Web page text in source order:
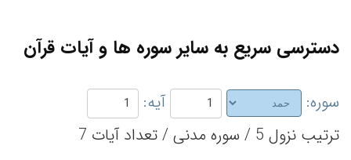
دسترسی سریع به سایر سوره ها و آیات قرآن
سوره:
آیه:
ترتیب نزول 5 / سوره مدنی / تعداد آیات 7